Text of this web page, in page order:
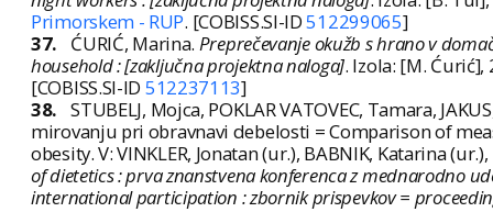
Primorskem - RUP. [COBISS.SI-ID512299065]
37.
ĆURIĆ, Marina. Preprečevanje okužb s hrano v
household : [zaključna projektna naloga]. Izola: [M.
[COBISS.SI-ID 512237113]
38. STUBELJ, Mojca, POKLAR VATOVEC, Tamara,
mirovanju pri obravnavi debelosti = Comparison of
obesity. V: VINKLER, Jonatan (ur.), BABNIK, Katarina
of dietetics : prva znanstvena konferenca z mednarodno
international participation : zbornik prispevkov =